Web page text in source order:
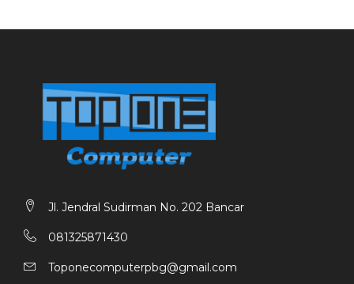
portabel Seagate One Touch adalah perpaduan
Pasang dengan mudah ke komputer Windows dan
Mac melalui USB 3.0, lalu nikmati alat bantu
bermanfaat seperti pencadangan dan penyalinan folder
yang dapat disesuaikan.
Jl. Jendral Sudirman No. 202 Bancar
081325871430
Toponecomputerpbg@gmail.com